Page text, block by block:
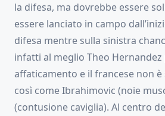
la difesa, ma dovrebbe essere
essere lanciato in campo
difesa mentre sulla sinistra
infatti al meglio Theo Hernandez
affaticamento e il francese non
così come Ibrahimovic (noie
(contusione caviglia). Al centro